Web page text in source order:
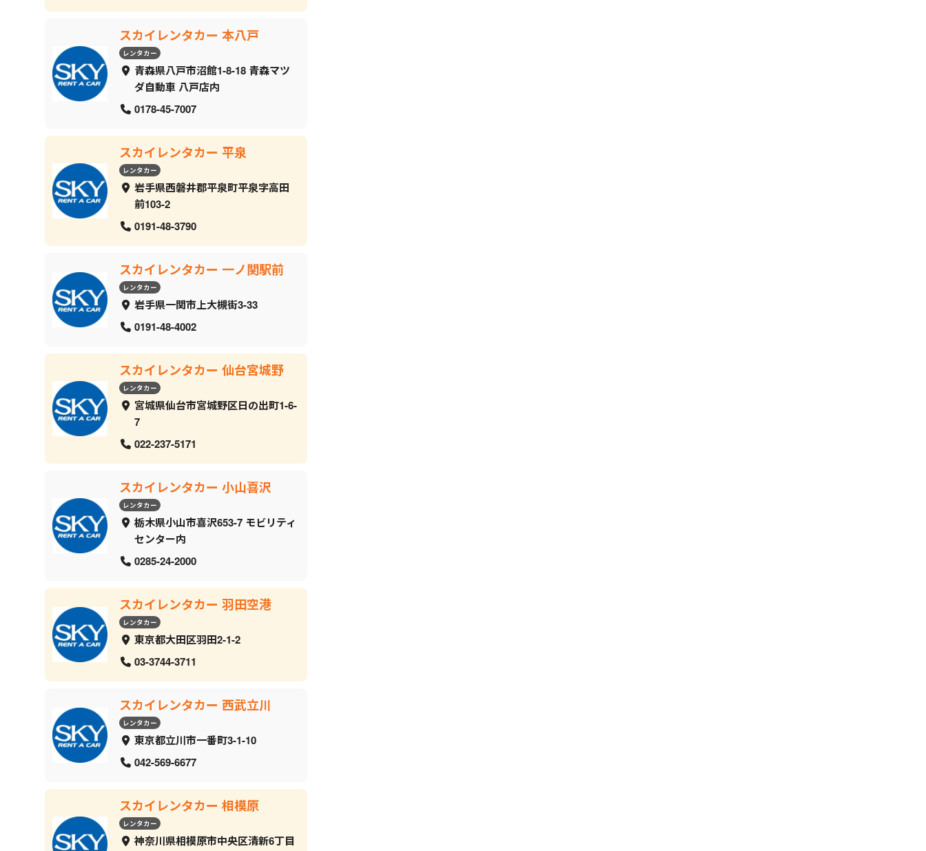
スカイレンタカー 本八戸
レンタカー
青森県八戸市沼館1-8-18 青森マツ
ダ自動車 八戸店内
0178-45-7007
スカイレンタカー 平泉
レンタカー
岩手県西磐井郡平泉町平泉字高田
前103-2
0191-48-3790
スカイレンタカー 一ノ関駅前
レンタカー
岩手県一関市上大槻街3-33
0191-48-4002
スカイレンタカー 仙台宮城野
レンタカー
宮城県仙台市宮城野区日の出町1-6-
7
022-237-5171
スカイレンタカー 小山喜沢
レンタカー
栃木県小山市喜沢653-7 モビリティ
センター内
0285-24-2000
スカイレンタカー 羽田空港
レンタカー
東京都大田区羽田2-1-2
03-3744-3711
スカイレンタカー 西武立川
レンタカー
東京都立川市一番町3-1-10
042-569-6677
スカイレンタカー 相模原
レンタカー
神奈川県相模原市中央区清新6丁目